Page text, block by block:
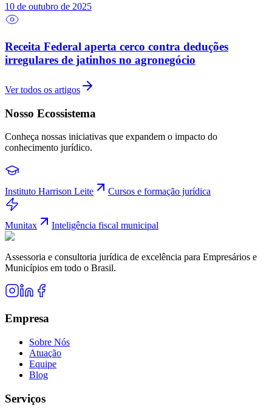
10 de outubro de 2025
Receita Federal aperta cerco contra deduções
irregulares de jatinhos no agronegócio
Ver todos os artigos
Nosso Ecossistema
Conheça nossas iniciativas que expandem o impacto do
conhecimento jurídico.
Instituto Harrison Leite Cursos e formação jurídica
Munitax Inteligência fiscal municipal
Assessoria e consultoria jurídica de excelência para Empresários e
Municípios em todo o Brasil.
Empresa
Sobre Nós
Atuação
Equipe
Blog
Serviços